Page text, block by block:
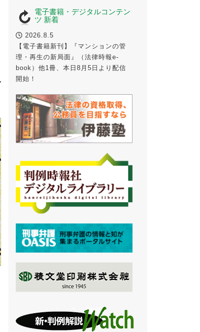
電子書籍・デジタルコンテン
ツ 新着
2026.8.5
【電子書籍新刊】『マンションの管
理・再生の新局面』（法律時報e-
book）他1冊、本日8月5日より配信
開始！